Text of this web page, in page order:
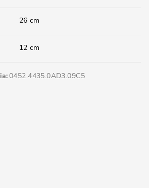
26 cm
12 cm
0452.4435.0AD3.09C5